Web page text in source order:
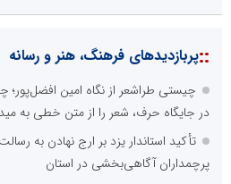
::پربازدیدهای فرهنگ، هنر و رسانه
چیستی طراشعر از نگاه امین افضل‌پور؛
در جایگاه حرف، شعر را از متن خطی به
تأکید استاندار یزد بر ارج نهادن به
پرچمداران آگاهی‌بخشی در استان